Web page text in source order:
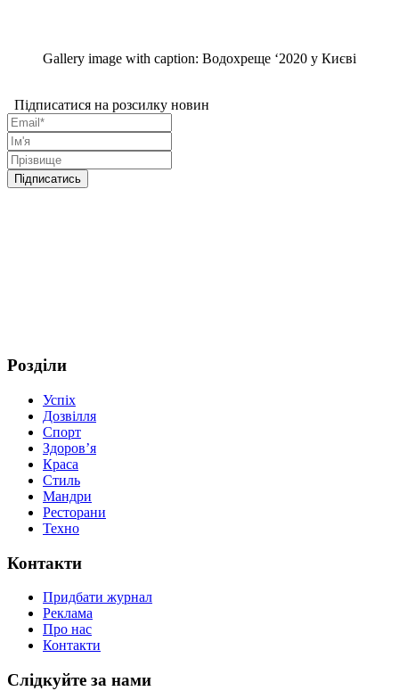
Gallery image with caption: Водохреще ‘2020 у Києві
Підписатися на розсилку новин
Розділи
Успіх
Дозвілля
Спорт
Здоров’я
Краса
Стиль
Мандри
Ресторани
Техно
Контакти
Придбати журнал
Реклама
Про нас
Контакти
Слідкуйте за нами